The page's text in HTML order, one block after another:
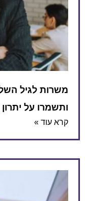
משרות לגיל
ותשמרו על
קרא עוד »